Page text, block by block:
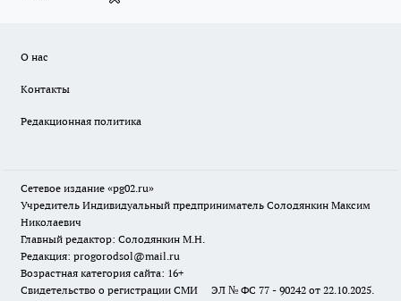
О нас
Контакты
Редакционная политика
Сетевое издание «pg02.ru»
Учредитель Индивидуальный предприниматель Солодянкин Максим
Николаевич
Главный редактор: Солодянкин М.Н.
Редакция: progorodsol@mail.ru
Возрастная категория сайта: 16+
Свидетельство о регистрации СМИ ЭЛ № ФС 77 - 90242 от 22.10.2025.